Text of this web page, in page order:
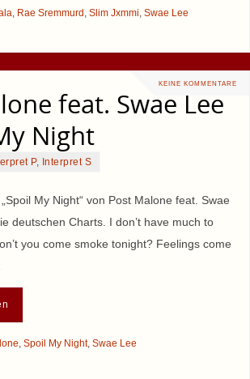
, Rae Sremmurd , Slim Jxmmi, Swae Lee
KEINE KOMMENTARE
feat. Swae Lee
Night
P, Interpret S
My Night“ von Post Malone feat. Swae
deutschen Charts. I don’t have much to
you come smoke tonight? Feelings come
Spoil My Night, Swae Lee